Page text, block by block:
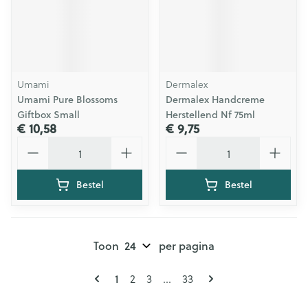
Umami
Umami Pure Blossoms
Giftbox Small
€ 10,58
Bestel
Dermalex
Dermalex Handcreme
Herstellend Nf 75ml
€ 9,75
Bestel
Pagina's
U lees momenteel pagina
1 Pagina
2 Pagina
3 ... Pagina
33
Toon per pagina